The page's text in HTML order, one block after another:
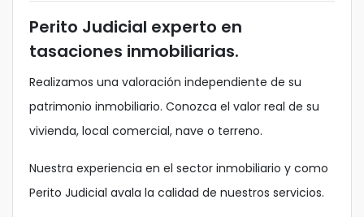
Perito Judicial experto en
tasaciones inmobiliarias.
Realizamos una valoración independiente de su
patrimonio inmobiliario. Conozca el valor real de su
vivienda, local comercial, nave o terreno.
Nuestra experiencia en el sector inmobiliario y como
Perito Judicial avala la calidad de nuestros servicios.